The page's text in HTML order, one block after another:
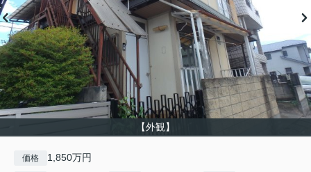
【外観】
価格 1,850万円